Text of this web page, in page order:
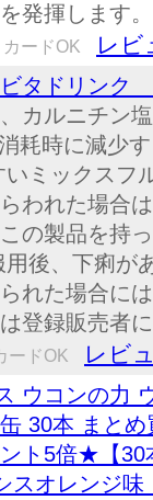
発揮します。
ードOK レビ
タドリンク
カルニチン
耗時に減少
ミックスフ
われた場合
の製品を持
後、下痢が
れた場合に
登録販売者
ードOK レビ
ウコンの力
30本 まと
ト5倍★【
スオレンジ